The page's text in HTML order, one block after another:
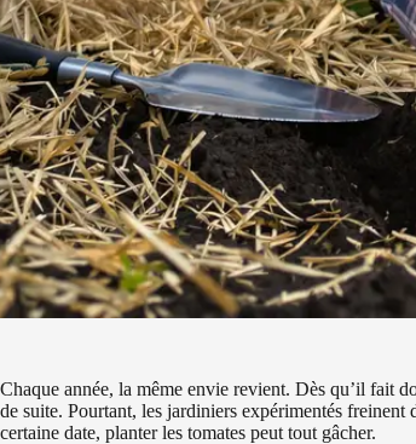
Chaque année, la même envie revient. Dès qu’il fait
de suite. Pourtant, les jardiniers expérimentés
certaine date, planter les tomates peut tout gâcher.